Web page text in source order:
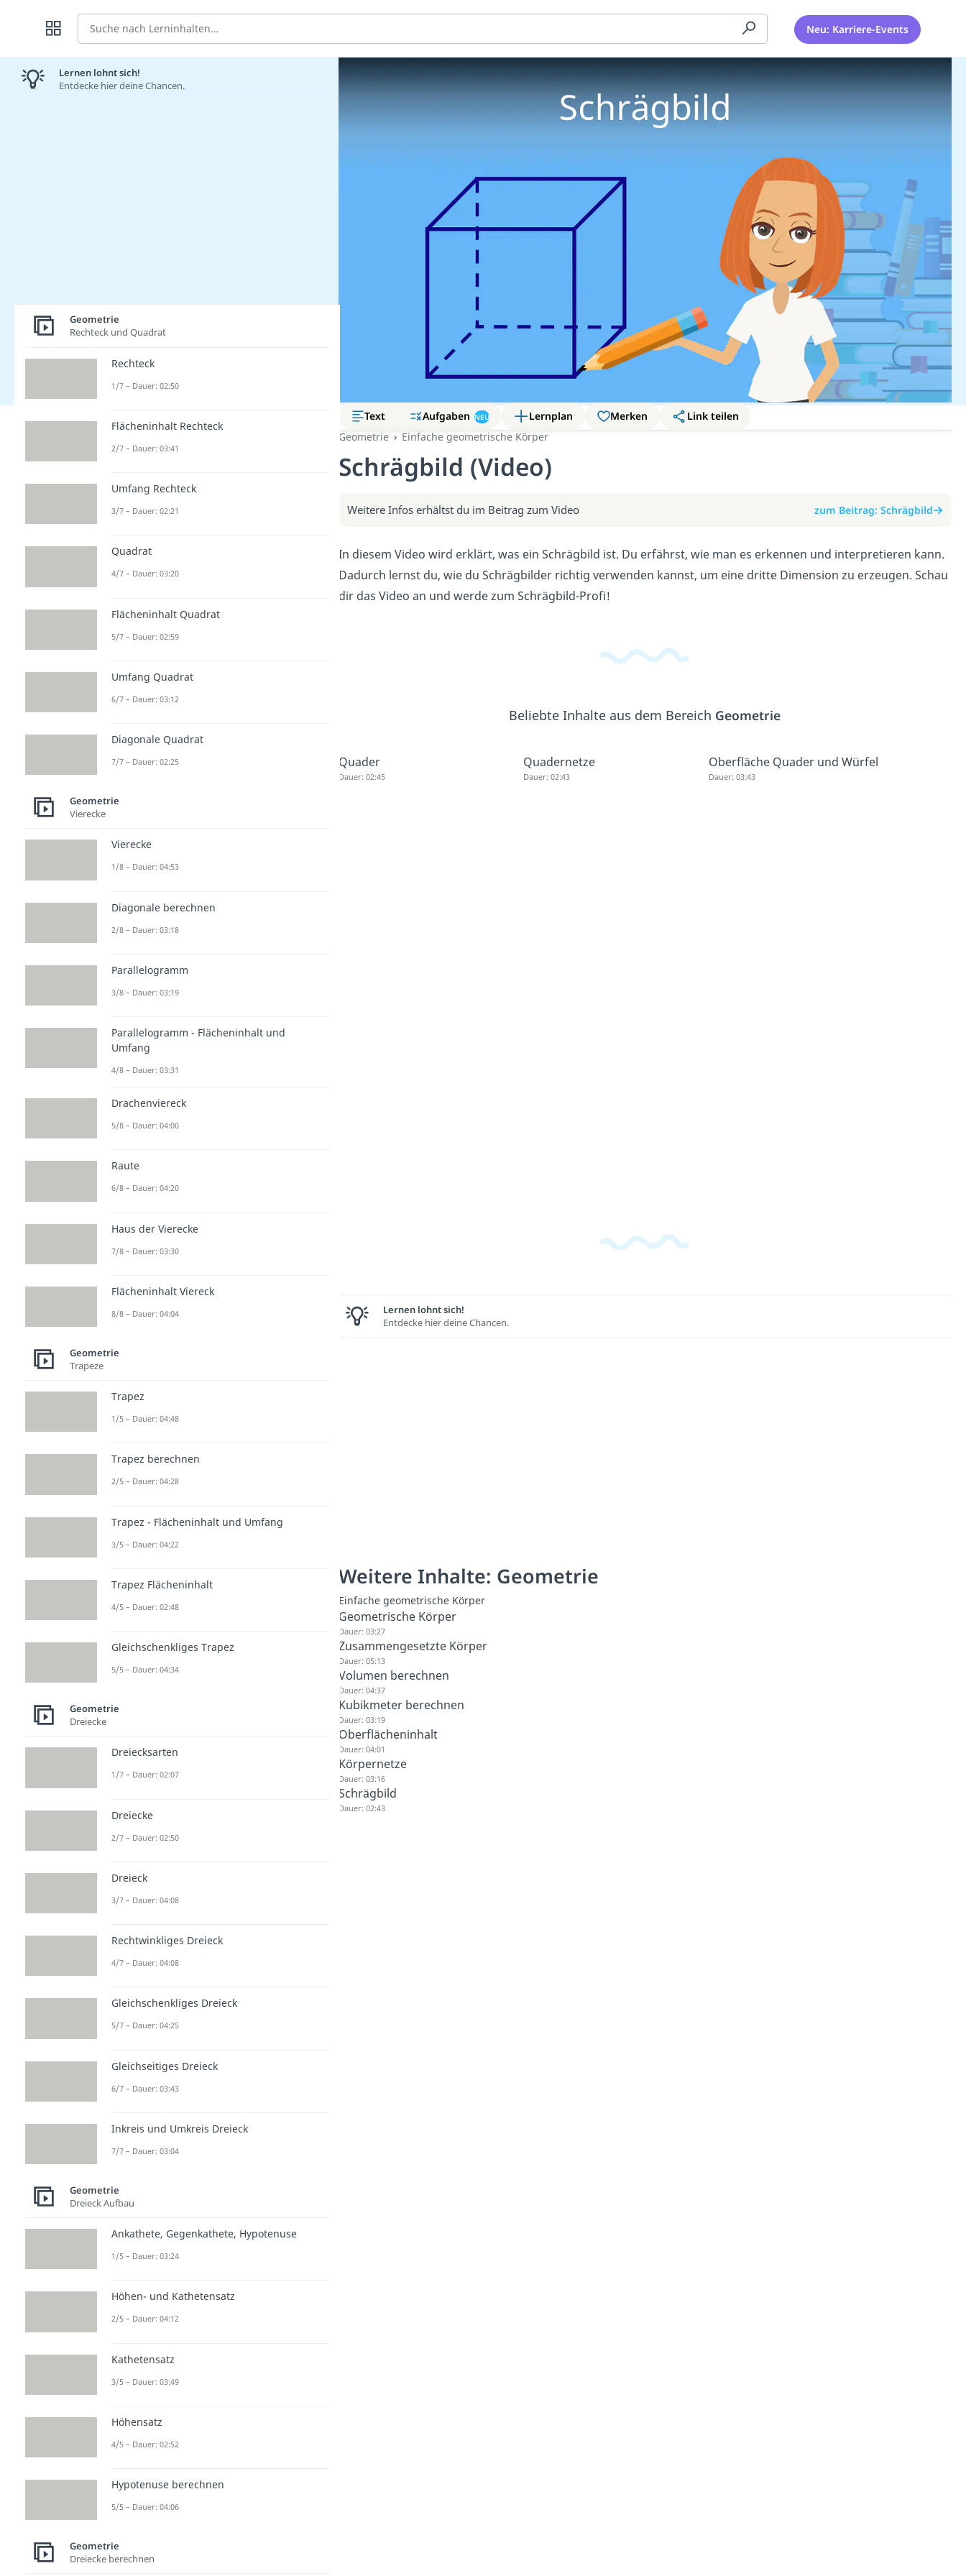
Suche Neu: Karriere-Events
Text Aufgaben NEU Lernplan Merken
Link teilen
Geometrie
Einfache geometrische Körper
Schrägbild (Video)
Weitere Infos erhältst du im Beitrag zum Video zum Beitrag: Schrägbild
In diesem Video wird erklärt, was ein Schrägbild ist. Du erfährst, wie man es erkennen und interpretieren kann.
Dadurch lernst du, wie du Schrägbilder richtig verwenden kannst, um eine dritte Dimension zu erzeugen. Schau
dir das Video an und werde zum Schrägbild-Profi!
Beliebte Inhalte aus dem Bereich Geometrie
Quader
Dauer: 02:45
Quadernetze
Dauer: 02:43
Oberfläche Quader und Würfel
Dauer: 03:43
Lernen lohnt sich!
Entdecke hier deine Chancen.
Weitere Inhalte: Geometrie
Einfache geometrische Körper
Geometrische Körper
Dauer: 03:27
Zusammengesetzte Körper
Dauer: 05:13
Volumen berechnen
Dauer: 04:37
Kubikmeter berechnen
Dauer: 03:19
Oberflächeninhalt
Dauer: 04:01
Körpernetze
Dauer: 03:16
Schrägbild
Dauer: 02:43
Lernen lohnt sich!
Entdecke hier deine Chancen.
Geometrie
Rechteck und Quadrat
Rechteck
1/7 – Dauer: 02:50
Flächeninhalt Rechteck
2/7 – Dauer: 03:41
Umfang Rechteck
3/7 – Dauer: 02:21
Quadrat
4/7 – Dauer: 03:20
Flächeninhalt Quadrat
5/7 – Dauer: 02:59
Umfang Quadrat
6/7 – Dauer: 03:12
Diagonale Quadrat
7/7 – Dauer: 02:25
Geometrie
Vierecke
Vierecke
1/8 – Dauer: 04:53
Diagonale berechnen
2/8 – Dauer: 03:18
Parallelogramm
3/8 – Dauer: 03:19
Parallelogramm - Flächeninhalt und
Umfang
4/8 – Dauer: 03:31
Drachenviereck
5/8 – Dauer: 04:00
Raute
6/8 – Dauer: 04:20
Haus der Vierecke
7/8 – Dauer: 03:30
Flächeninhalt Viereck
8/8 – Dauer: 04:04
Geometrie
Trapeze
Trapez
1/5 – Dauer: 04:48
Trapez berechnen
2/5 – Dauer: 04:28
Trapez - Flächeninhalt und Umfang
3/5 – Dauer: 04:22
Trapez Flächeninhalt
4/5 – Dauer: 02:48
Gleichschenkliges Trapez
5/5 – Dauer: 04:34
Geometrie
Dreiecke
Dreiecksarten
1/7 – Dauer: 02:07
Dreiecke
2/7 – Dauer: 02:50
Dreieck
3/7 – Dauer: 04:08
Rechtwinkliges Dreieck
4/7 – Dauer: 04:08
Gleichschenkliges Dreieck
5/7 – Dauer: 04:25
Gleichseitiges Dreieck
6/7 – Dauer: 03:43
Inkreis und Umkreis Dreieck
7/7 – Dauer: 03:04
Geometrie
Dreieck Aufbau
Ankathete, Gegenkathete, Hypotenuse
1/5 – Dauer: 03:24
Höhen- und Kathetensatz
2/5 – Dauer: 04:12
Kathetensatz
3/5 – Dauer: 03:49
Höhensatz
4/5 – Dauer: 02:52
Hypotenuse berechnen
5/5 – Dauer: 04:06
Geometrie
Dreiecke berechnen